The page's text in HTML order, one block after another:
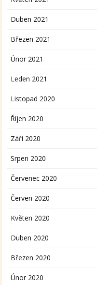
Duben 2021
Březen 2021
Únor 2021
Leden 2021
Listopad 2020
Říjen 2020
Září 2020
Srpen 2020
Červenec 2020
Červen 2020
Květen 2020
Duben 2020
Březen 2020
Únor 2020